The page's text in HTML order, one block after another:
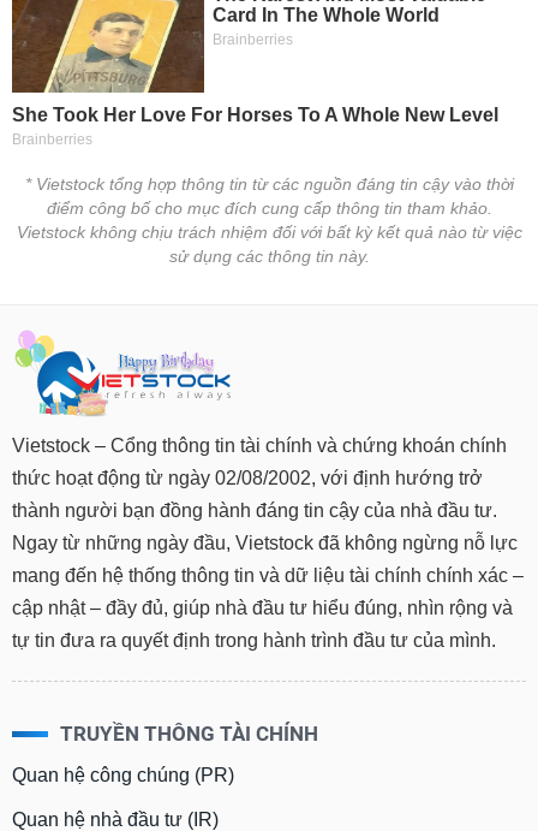
* Vietstock tổng hợp thông tin từ các nguồn đáng tin cậy vào thời
điểm công bố cho mục đích cung cấp thông tin tham khảo.
Vietstock không chịu trách nhiệm đối với bất kỳ kết quả nào từ việc
sử dụng các thông tin này.
Vietstock – Cổng thông tin tài chính và chứng khoán chính
thức hoạt động từ ngày 02/08/2002, với định hướng trở
thành người bạn đồng hành đáng tin cậy của nhà đầu tư.
Ngay từ những ngày đầu, Vietstock đã không ngừng nỗ lực
mang đến hệ thống thông tin và dữ liệu tài chính chính xác –
cập nhật – đầy đủ, giúp nhà đầu tư hiểu đúng, nhìn rộng và
tự tin đưa ra quyết định trong hành trình đầu tư của mình.
TRUYỀN THÔNG TÀI CHÍNH
Quan hệ công chúng (PR)
Quan hệ nhà đầu tư (IR)